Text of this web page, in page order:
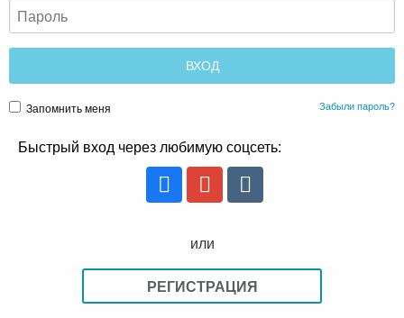
Запомнить меня Забыли пароль?
Быстрый вход через любимую соцсеть:
или
РЕГИСТРАЦИЯ